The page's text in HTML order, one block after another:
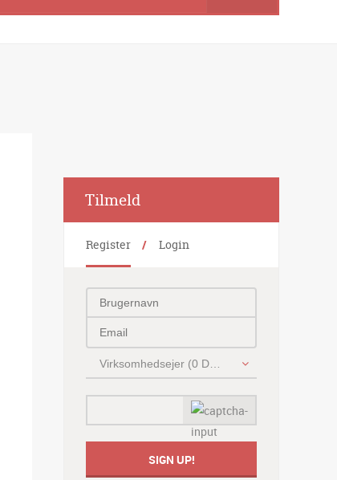
Tilmeld
Register Login
Virksomhedsejer (0 DKK)